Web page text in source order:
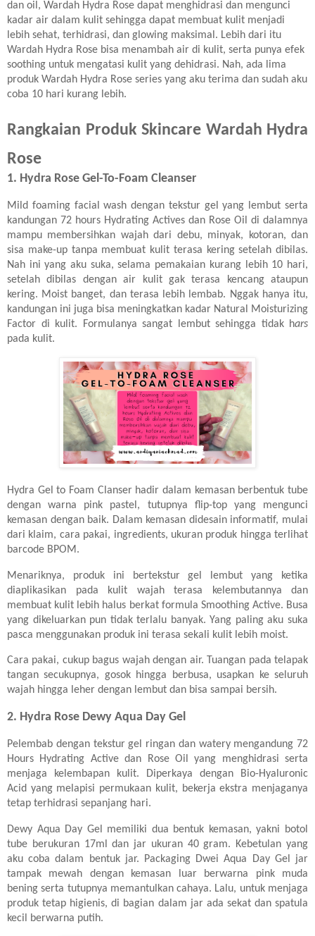
dan oil, Wardah Hydra Rose dapat menghidrasi dan mengunci
kadar air dalam kulit sehingga dapat membuat kulit menjadi
lebih sehat, terhidrasi, dan glowing maksimal. Lebih dari itu
Wardah Hydra Rose bisa menambah air di kulit, serta punya efek
soothing untuk mengatasi kulit yang dehidrasi. Nah, ada lima
produk Wardah Hydra Rose series yang aku terima dan sudah aku
coba 10 hari kurang lebih.
Rangkaian Produk Skincare Wardah Hydra
Rose
1. Hydra Rose Gel-To-Foam Cleanser
Mild foaming facial wash dengan tekstur gel yang lembut serta
kandungan 72 hours Hydrating Actives dan Rose Oil di dalamnya
mampu membersihkan wajah dari debu, minyak, kotoran, dan
sisa make-up tanpa membuat kulit terasa kering setelah dibilas.
Nah ini yang aku suka, selama pemakaian kurang lebih 10 hari,
setelah dibilas dengan air kulit gak terasa kencang ataupun
kering. Moist banget, dan terasa lebih lembab. Nggak hanya itu,
kandungan ini juga bisa meningkatkan kadar Natural Moisturizing
Factor di kulit. Formulanya sangat lembut sehingga tidak hars
pada kulit.
Hydra Gel to Foam Clanser hadir dalam kemasan berbentuk tube
dengan warna pink pastel, tutupnya flip-top yang mengunci
kemasan dengan baik. Dalam kemasan didesain informatif, mulai
dari klaim, cara pakai, ingredients, ukuran produk hingga terlihat
barcode BPOM.
Menariknya, produk ini bertekstur gel lembut yang ketika
diaplikasikan pada kulit wajah terasa kelembutannya dan
membuat kulit lebih halus berkat formula Smoothing Active. Busa
yang dikeluarkan pun tidak terlalu banyak. Yang paling aku suka
pasca menggunakan produk ini terasa sekali kulit lebih moist.
Cara pakai, cukup bagus wajah dengan air. Tuangan pada telapak
tangan secukupnya, gosok hingga berbusa, usapkan ke seluruh
wajah hingga leher dengan lembut dan bisa sampai bersih.
2. Hydra Rose Dewy Aqua Day Gel
Pelembab dengan tekstur gel ringan dan watery mengandung 72
Hours Hydrating Active dan Rose Oil yang menghidrasi serta
menjaga kelembapan kulit. Diperkaya dengan Bio-Hyaluronic
Acid yang melapisi permukaan kulit, bekerja ekstra menjaganya
tetap terhidrasi sepanjang hari.
Dewy Aqua Day Gel memiliki dua bentuk kemasan, yakni botol
tube berukuran 17ml dan jar ukuran 40 gram. Kebetulan yang
aku coba dalam bentuk jar. Packaging Dwei Aqua Day Gel jar
tampak mewah dengan kemasan luar berwarna pink muda
bening serta tutupnya memantulkan cahaya. Lalu, untuk menjaga
produk tetap higienis, di bagian dalam jar ada sekat dan spatula
kecil berwarna putih.